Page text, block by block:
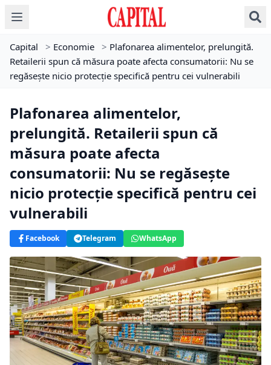
Capital > Economie > Plafonarea alimentelor, prelungită.
Retailerii spun că măsura poate afecta consumatorii: Nu se
regăseşte nicio protecţie specifică pentru cei vulnerabili
Plafonarea alimentelor,
prelungită. Retailerii spun că
măsura poate afecta
consumatorii: Nu se regăseşte
nicio protecţie specifică pentru cei
vulnerabili
Facebook Telegram WhatsApp